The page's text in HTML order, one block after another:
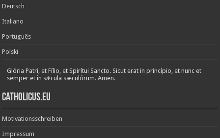
Deutsch
Italiano
Português
Polski
Glória Patri, et Fílio, et Spirítui Sancto. Sicut erat in princípio, et nunc et
semper et in sǽcula sæculórum. Amen.
Catholicus.eu
Motivationsschreiben
Impressum